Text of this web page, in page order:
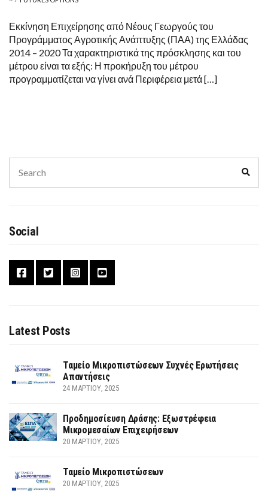
Εκκίνηση Επιχείρησης από Νέους Γεωργούς του
Προγράμματος Αγροτικής Ανάπτυξης (ΠΑΑ) της Ελλάδας
2014 – 2020 Τα χαρακτηριστικά της πρόσκλησης και του
μέτρου είναι τα εξής: Η προκήρυξη του μέτρου
προγραμματίζεται να γίνει ανά Περιφέρεια μετά […]
for:
Social
Latest Posts
Ταμείο Μικροπιστώσεων Συχνές Ερωτήσεις
Απαντήσεις
24 ΜΑΡΤΊΟΥ, 2025
Προδημοσίευση Δράσης: Εξωστρέφεια
Μικρομεσαίων Επιχειρήσεων
20 ΜΑΡΤΊΟΥ, 2025
Ταμείο Μικροπιστώσεων
20 ΜΑΡΤΊΟΥ, 2025